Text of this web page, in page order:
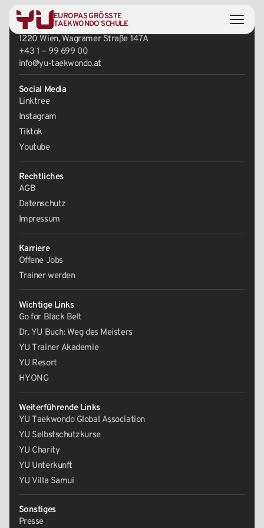
EUROPAS GRÖSSTE
TAEKWONDO SCHULE
Zentrale
1220 Wien, Wagramer Straße 147A
+43 1 – 99 699 00
info@yu-taekwondo.at
Social Media
Linktree
Instagram
Tiktok
Youtube
Rechtliches
AGB
Datenschutz
Impressum
Karriere
Offene Jobs
Trainer werden
Wichtige Links
Go for Black Belt
Dr. YU Buch: Weg des Meisters
YU Trainer Akademie
YU Resort
HYONG
Weiterführende Links
YU Taekwondo Global Association
YU Selbstschutzkurse
YU Charity
YU Unterkunft
YU Villa Samui
Sonstiges
Presse